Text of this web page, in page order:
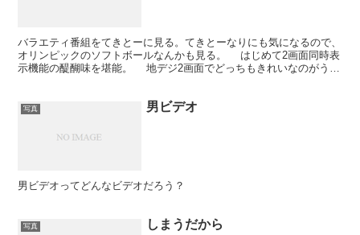
バラエティ番組をてきとーに見る。てきとーなりにも気になるので、
オリンピックのソフトボールなんかも見る。 はじめて2画面同時表
示機能の醍醐味を堪能。 地デジ2画面でどっちもきれいなのがうれ
写真 男ビデオ
男ビデオってどんなビデオだろう？
写真 しまうだから